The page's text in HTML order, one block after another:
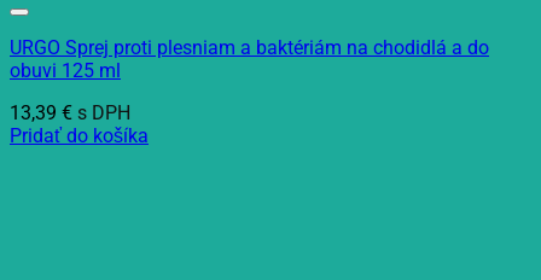
URGO Sprej proti plesniam a baktériám na chodidlá a do
obuvi 125 ml
13,39 € s DPH
Pridať do košíka